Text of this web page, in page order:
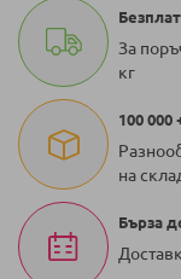
За
кг
100 000
на
Бърза